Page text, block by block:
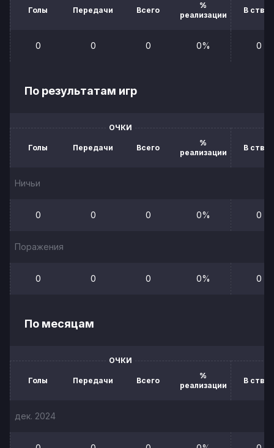
Голы Передачи Всего
%
реализации
В створ
0 0 0 0% 0
По результатам игр
ОЧКИ
Голы Передачи Всего
%
реализации
В створ
Ничьи
0 0 0 0% 0
Поражения
0 0 0 0% 0
По месяцам
ОЧКИ
Голы Передачи Всего
%
реализации
В створ
дек. 2024